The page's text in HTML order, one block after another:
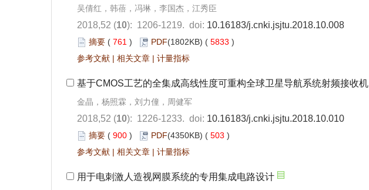
吴倩红，韩蓓，冯琳，李国杰，江秀臣
2018,52 (10): 1206-1219. doi: 10.16183/j.cnki.jsjtu.2018.10.008
摘要 ( 761 ) PDF(1802KB) ( 5833 )
参考文献 | 相关文章 | 计量指标
基于CMOS工艺的全集成高线性度可重构全球卫星导航系统射频接收机
金晶，杨照霖，刘力僮，周健军
2018,52 (10): 1226-1233. doi: 10.16183/j.cnki.jsjtu.2018.10.010
摘要 ( 900 ) PDF(4350KB) ( 503 )
参考文献 | 相关文章 | 计量指标
用于电刺激人造视网膜系统的专用集成电路设计